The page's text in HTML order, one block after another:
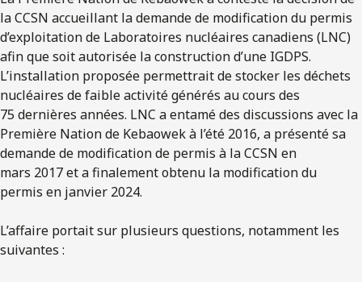
la CCSN accueillant la demande de modification du permis
d’exploitation de Laboratoires nucléaires canadiens (LNC)
afin que soit autorisée la construction d’une IGDPS.
L’installation proposée permettrait de stocker les déchets
nucléaires de faible activité générés au cours des
75 dernières années. LNC a entamé des discussions avec la
Première Nation de Kebaowek à l’été 2016, a présenté sa
demande de modification de permis à la CCSN en
mars 2017 et a finalement obtenu la modification du
permis en janvier 2024.
L’affaire portait sur plusieurs questions, notamment les
suivantes :